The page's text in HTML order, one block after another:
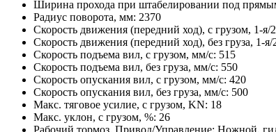
Ширина прохода при штабелировании под
Радиус поворота, мм: 2370
Скорость движения (передний ход), с грузом, 1-я/
Скорость движения (передний ход), без груза, 1-я/
Скорость подъема вил, с грузом, мм/с: 515
Скорость подъема вил, без груза, мм/с: 550
Скорость опускания вил, с грузом, мм/с: 420
Скорость опускания вил, без груза, мм/с: 500
Макс. тяговое усилие, с грузом, KN: 18
Макс. уклон, с грузом, %: 26
Рабочий тормоз, Привод/Управление: Ножной,